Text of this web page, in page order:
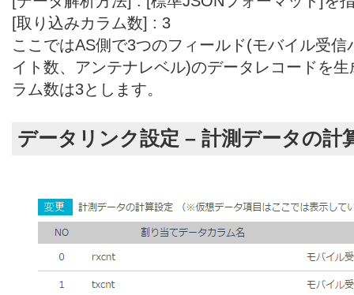
[取り込みカラム数] : 3
ここではAS側で3つのフィールド(モバイル受
イト数、アンテナレベル)のデータレコードを
ラム数は3とします。
データリンク設定 – 計測データの計